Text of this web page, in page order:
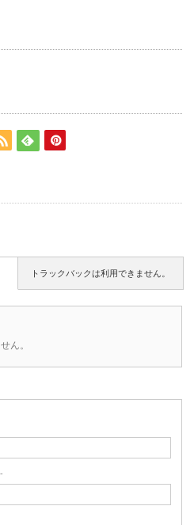
トラックバックは利用できません。
ん。